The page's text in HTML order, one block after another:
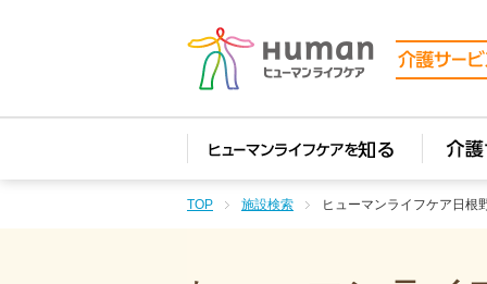
TOP 施設検索 ヒューマンライフケア日根